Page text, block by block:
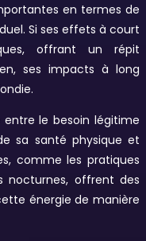
en termes de
Si ses effets à court
offrant un répit
ses impacts à long
le besoin légitime
sa santé physique et
comme les pratiques
nocturnes, offrent des
énergie de manière